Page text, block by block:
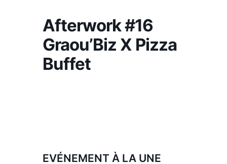
Afterwork #16
Graou’Biz X Pizza
Buffet
EVÉNEMENT À LA UNE